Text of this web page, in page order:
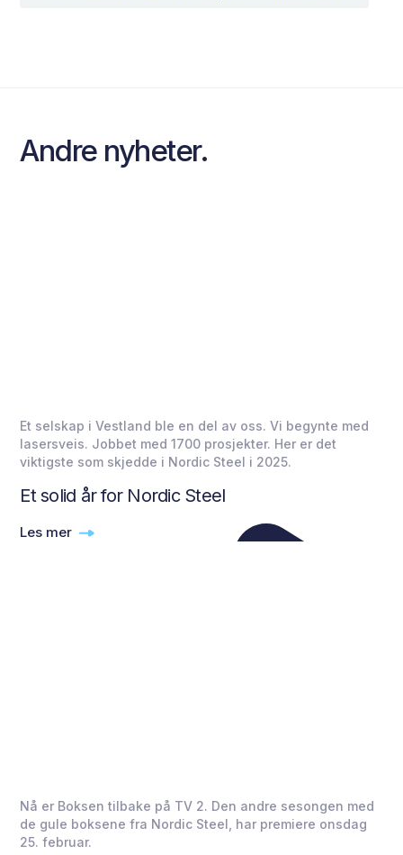
Andre nyheter.
Et selskap i Vestland ble en del av oss. Vi begynte med
lasersveis. Jobbet med 1700 prosjekter. Her er det
viktigste som skjedde i Nordic Steel i 2025.
Et solid år for Nordic Steel
Les mer
Nå er Boksen tilbake på TV 2. Den andre sesongen med
de gule boksene fra Nordic Steel, har premiere onsdag
25. februar.